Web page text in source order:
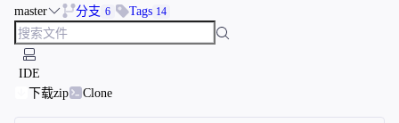
master 分支 6 Tags 14
IDE
下载zip
Clone